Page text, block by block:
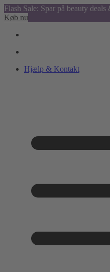
Flash Sale: Spar på beauty deals
Køb nu
Hjælp & Kontakt